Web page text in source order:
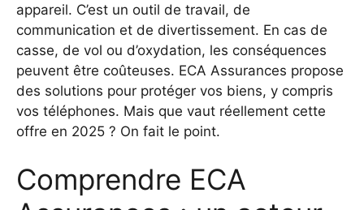
appareil. C’est un outil de travail, de
communication et de divertissement. En cas de
casse, de vol ou d’oxydation, les conséquences
peuvent être coûteuses. ECA Assurances propose
des solutions pour protéger vos biens, y compris
vos téléphones. Mais que vaut réellement cette
offre en 2025 ? On fait le point.
Comprendre ECA